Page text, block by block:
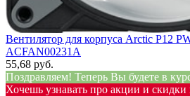
Вентилятор для корпуса Arctic P12
ACFAN00231A
55,68 руб.
Поздравляем! Теперь Вы будете в
Хочешь узнавать про акции и